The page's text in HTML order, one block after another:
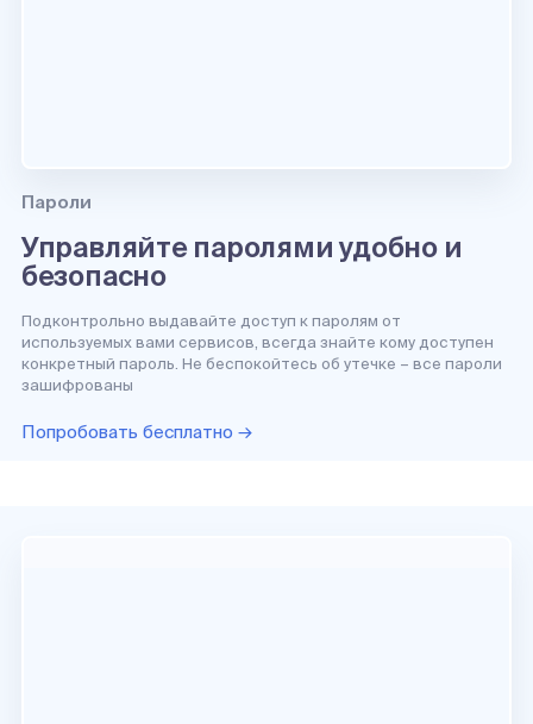
Пароли
Управляйте паролями удобно и
безопасно
Подконтрольно выдавайте доступ к паролям от
используемых вами сервисов, всегда знайте кому доступен
конкретный пароль. Не беспокойтесь об утечке – все пароли
зашифрованы
Попробовать бесплатно →